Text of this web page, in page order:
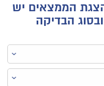
הממצאים יש
הבדיקה